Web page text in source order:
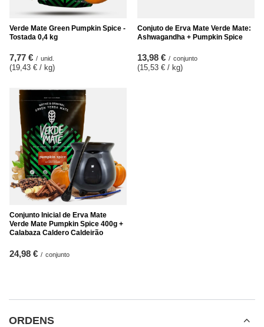
Verde Mate Green Pumpkin Spice -
Tostada 0,4 kg
7,77 € / unid.
(19,43 € / kg)
Conjuto de Erva Mate Verde Mate:
Ashwagandha + Pumpkin Spice
13,98 € / conjunto
(15,53 € / kg)
Conjunto Inicial de Erva Mate
Verde Mate Pumpkin Spice 400g +
Calabaza Caldero Caldeirão
24,98 € / conjunto
ORDENS